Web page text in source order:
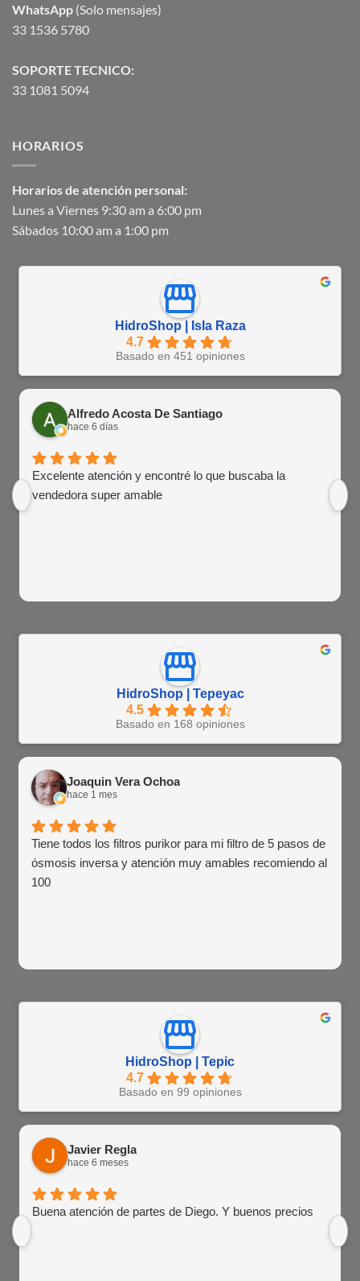
WhatsApp (Solo mensajes)
33 1536 5780
SOPORTE TECNICO:
33 1081 5094
HORARIOS
Horarios de atención personal:
Lunes a Viernes 9:30 am a 6:00 pm
Sábados 10:00 am a 1:00 pm
HidroShop | Isla Raza
4.7
Basado en 451 opiniones
Alfredo Acosta De Santiago
hace 6 días
Excelente atención y encontré lo que buscaba la
vendedora super amable
HidroShop | Tepeyac
4.5
Basado en 168 opiniones
Joaquin Vera Ochoa
hace 1 mes
Tiene todos los filtros purikor para mi filtro de 5 pasos de
ósmosis inversa y atención muy amables recomiendo al
100
HidroShop | Tepic
4.7
Basado en 99 opiniones
Javier Regla
hace 6 meses
Buena atención de partes de Diego. Y buenos precios